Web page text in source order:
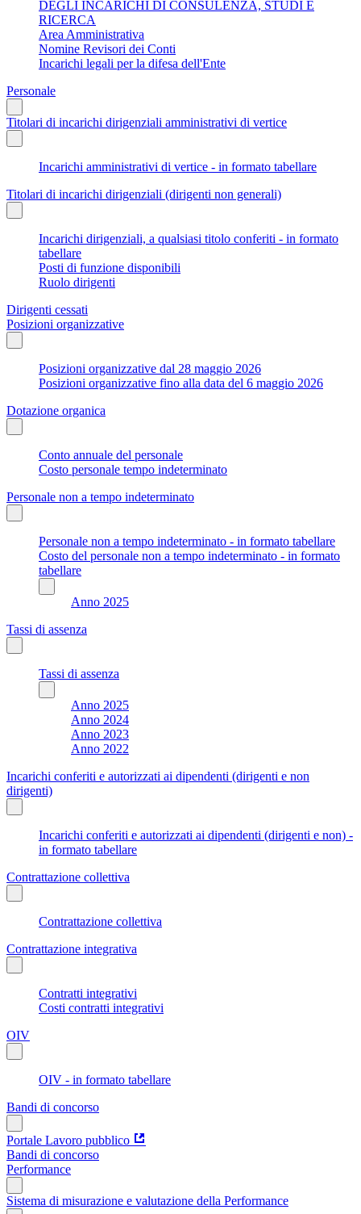
DEGLI INCARICHI DI CONSULENZA, STUDI E
RICERCA
Area Amministrativa
Nomine Revisori dei Conti
Incarichi legali per la difesa dell'Ente
Personale
Titolari di incarichi dirigenziali amministrativi di vertice
Incarichi amministrativi di vertice - in formato tabellare
Titolari di incarichi dirigenziali (dirigenti non generali)
Incarichi dirigenziali, a qualsiasi titolo conferiti - in formato
tabellare
Posti di funzione disponibili
Ruolo dirigenti
Dirigenti cessati
Posizioni organizzative
Posizioni organizzative dal 28 maggio 2026
Posizioni organizzative fino alla data del 6 maggio 2026
Dotazione organica
Conto annuale del personale
Costo personale tempo indeterminato
Personale non a tempo indeterminato
Personale non a tempo indeterminato - in formato tabellare
Costo del personale non a tempo indeterminato - in formato
tabellare
Anno 2025
Tassi di assenza
Tassi di assenza
Anno 2025
Anno 2024
Anno 2023
Anno 2022
Incarichi conferiti e autorizzati ai dipendenti (dirigenti e non
dirigenti)
Incarichi conferiti e autorizzati ai dipendenti (dirigenti e non) -
in formato tabellare
Contrattazione collettiva
Contrattazione collettiva
Contrattazione integrativa
Contratti integrativi
Costi contratti integrativi
OIV
OIV - in formato tabellare
Bandi di concorso
Portale Lavoro pubblico
Bandi di concorso
Performance
Sistema di misurazione e valutazione della Performance